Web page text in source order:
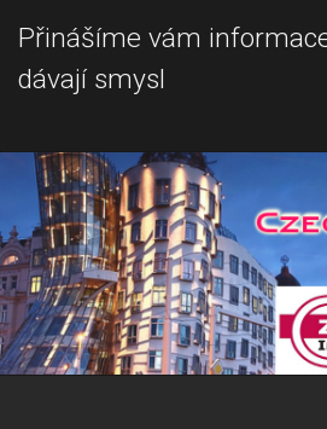
Přinášíme vám
dávají smysl